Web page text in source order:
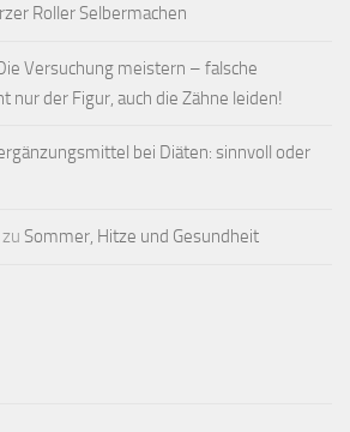
Roller Selbermachen
Versuchung meistern – falsche
nur der Figur, auch die Zähne leiden!
bei Diäten: sinnvoll oder
zu Sommer, Hitze und Gesundheit